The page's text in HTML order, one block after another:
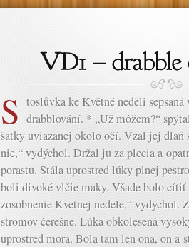
S toslůvka ke Květné neděli
drabblování. * „Už môžem?“
šatky uviazanej okolo očí. Vzal jej dlaň
nie,“ vydýchol. Držal ju za plecia a
porastu. Stála uprostred lúky plnej
boli divoké vlčie maky. Všade bolo cítiť
zosobnenie Kvetnej nedele,“ vydýchol.
stromov čerešne. Lúka obkolesená
uprostred mora. Bola tam len ona, on a